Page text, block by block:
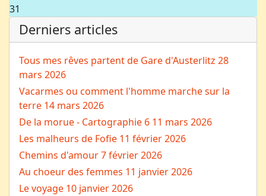
31
Derniers articles
Tous mes rêves partent de Gare d'Austerlitz 28
mars 2026
Vacarmes ou comment l'homme marche sur la
terre 14 mars 2026
De la morue - Cartographie 6 11 mars 2026
Les malheurs de Fofie 11 février 2026
Chemins d'amour7 février 2026
Au choeur des femmes 11 janvier 2026
Le voyage 10 janvier 2026